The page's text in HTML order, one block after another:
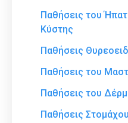
Παθήσεις του
Κύστης
Παθήσεις
Παθήσεις του
Παθήσεις του
Παθήσεις